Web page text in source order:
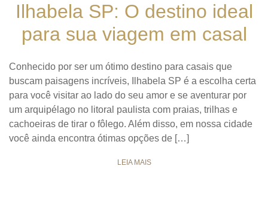
Ilhabela SP: O destino ideal
para sua viagem em casal
Conhecido por ser um ótimo destino para casais que
buscam paisagens incríveis, Ilhabela SP é a escolha certa
para você visitar ao lado do seu amor e se aventurar por
um arquipélago no litoral paulista com praias, trilhas e
cachoeiras de tirar o fôlego. Além disso, em nossa cidade
você ainda encontra ótimas opções de […]
LEIA MAIS